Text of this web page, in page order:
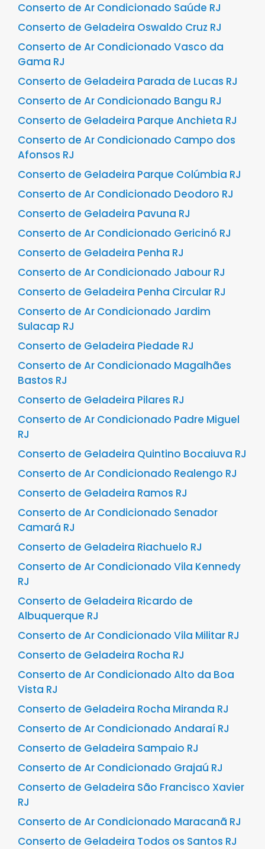
Conserto de Ar Condicionado Saúde RJ
Conserto de Geladeira Oswaldo Cruz RJ
Conserto de Ar Condicionado Vasco da
Gama RJ
Conserto de Geladeira Parada de Lucas RJ
Conserto de Ar Condicionado Bangu RJ
Conserto de Geladeira Parque Anchieta RJ
Conserto de Ar Condicionado Campo dos
Afonsos RJ
Conserto de Geladeira Parque Colúmbia RJ
Conserto de Ar Condicionado Deodoro RJ
Conserto de Geladeira Pavuna RJ
Conserto de Ar Condicionado Gericinó RJ
Conserto de Geladeira Penha RJ
Conserto de Ar Condicionado Jabour RJ
Conserto de Geladeira Penha Circular RJ
Conserto de Ar Condicionado Jardim
Sulacap RJ
Conserto de Geladeira Piedade RJ
Conserto de Ar Condicionado Magalhães
Bastos RJ
Conserto de Geladeira Pilares RJ
Conserto de Ar Condicionado Padre Miguel
RJ
Conserto de Geladeira Quintino Bocaiuva RJ
Conserto de Ar Condicionado Realengo RJ
Conserto de Geladeira Ramos RJ
Conserto de Ar Condicionado Senador
Camará RJ
Conserto de Geladeira Riachuelo RJ
Conserto de Ar Condicionado Vila Kennedy
RJ
Conserto de Geladeira Ricardo de
Albuquerque RJ
Conserto de Ar Condicionado Vila Militar RJ
Conserto de Geladeira Rocha RJ
Conserto de Ar Condicionado Alto da Boa
Vista RJ
Conserto de Geladeira Rocha Miranda RJ
Conserto de Ar Condicionado Andaraí RJ
Conserto de Geladeira Sampaio RJ
Conserto de Ar Condicionado Grajaú RJ
Conserto de Geladeira São Francisco Xavier
RJ
Conserto de Ar Condicionado Maracanã RJ
Conserto de Geladeira Todos os Santos RJ